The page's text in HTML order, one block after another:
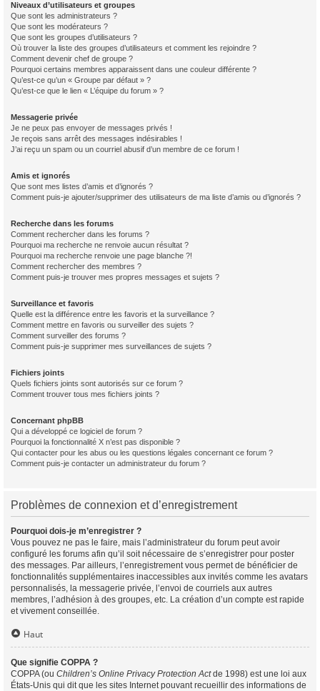
Niveaux d’utilisateurs et groupes
Que sont les administrateurs ?
Que sont les modérateurs ?
Que sont les groupes d’utilisateurs ?
Où trouver la liste des groupes d’utilisateurs et comment les rejoindre ?
Comment devenir chef de groupe ?
Pourquoi certains membres apparaissent dans une couleur différente ?
Qu’est-ce qu’un « Groupe par défaut » ?
Qu’est-ce que le lien « L’équipe du forum » ?
Messagerie privée
Je ne peux pas envoyer de messages privés !
Je reçois sans arrêt des messages indésirables !
J’ai reçu un spam ou un courriel abusif d’un membre de ce forum !
Amis et ignorés
Que sont mes listes d’amis et d’ignorés ?
Comment puis-je ajouter/supprimer des utilisateurs de ma liste d’amis ou d’ignorés ?
Recherche dans les forums
Comment rechercher dans les forums ?
Pourquoi ma recherche ne renvoie aucun résultat ?
Pourquoi ma recherche renvoie une page blanche ?!
Comment rechercher des membres ?
Comment puis-je trouver mes propres messages et sujets ?
Surveillance et favoris
Quelle est la différence entre les favoris et la surveillance ?
Comment mettre en favoris ou surveiller des sujets ?
Comment surveiller des forums ?
Comment puis-je supprimer mes surveillances de sujets ?
Fichiers joints
Quels fichiers joints sont autorisés sur ce forum ?
Comment trouver tous mes fichiers joints ?
Concernant phpBB
Qui a développé ce logiciel de forum ?
Pourquoi la fonctionnalité X n’est pas disponible ?
Qui contacter pour les abus ou les questions légales concernant ce forum ?
Comment puis-je contacter un administrateur du forum ?
Problèmes de connexion et d’enregistrement
Pourquoi dois-je m’enregistrer ?
Vous pouvez ne pas le faire, mais l’administrateur du forum peut avoir
configuré les forums afin qu’il soit nécessaire de s’enregistrer pour poster
des messages. Par ailleurs, l’enregistrement vous permet de bénéficier de
fonctionnalités supplémentaires inaccessibles aux invités comme les avatars
personnalisés, la messagerie privée, l’envoi de courriels aux autres
membres, l’adhésion à des groupes, etc. La création d’un compte est rapide
et vivement conseillée.
Haut
Que signifie COPPA ?
COPPA (ou Children’s Online Privacy Protection Actde 1998) est une loi aux
États-Unis qui dit que les sites Internet pouvant recueillir des informations de